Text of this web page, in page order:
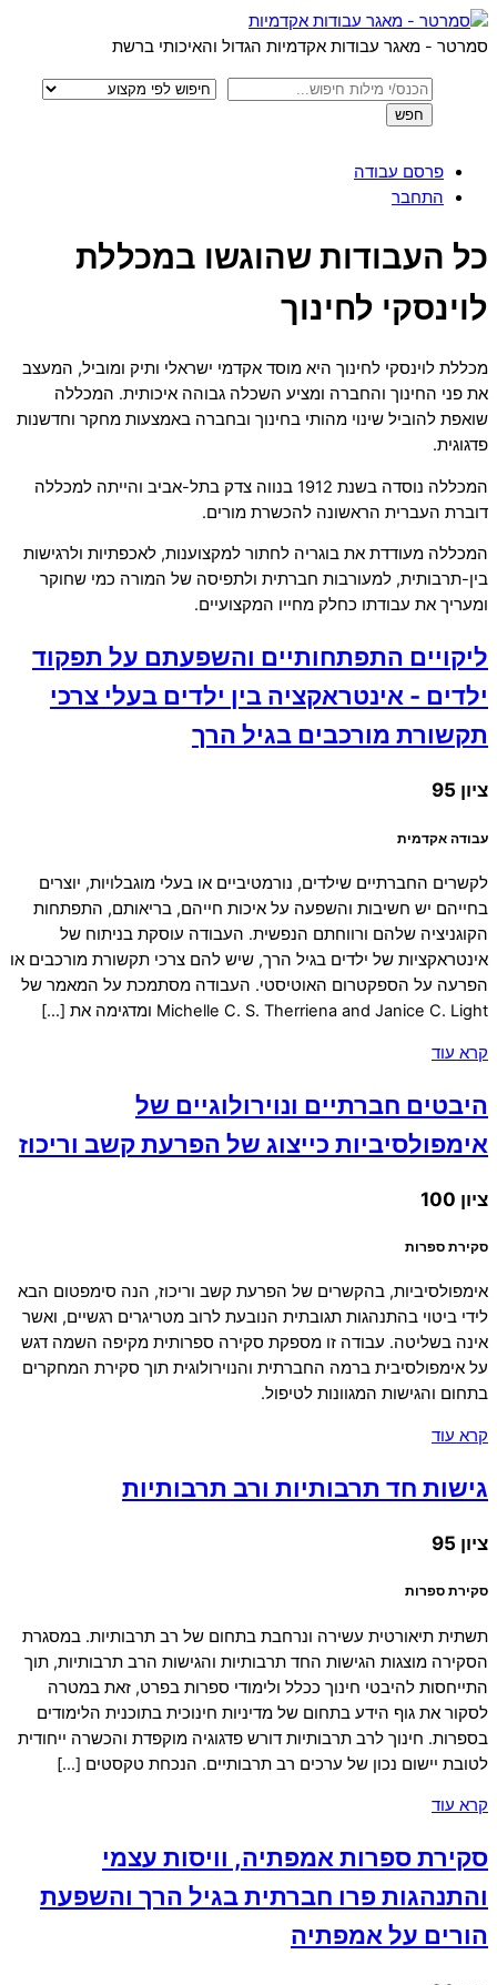
Skip
to
Menu
סמרטר - מאגר עבודות אקדמיות הגדול והאיכותי ברשת
פרסם עבודה
התחבר
Close
Menu
כל העבודות שהוגשו במכללת
לוינסקי לחינוך
מכללת לוינסקי לחינוך היא מוסד אקדמי ישראלי ותיק ומוביל, המעצב
את פני החינוך והחברה ומציע השכלה גבוהה איכותית. המכללה
שואפת להוביל שינוי מהותי בחינוך ובחברה באמצעות מחקר וחדשנות
פדגוגית.
המכללה נוסדה בשנת 1912 בנווה צדק בתל-אביב והייתה למכללה
דוברת העברית הראשונה להכשרת מורים.
המכללה מעודדת את בוגריה לחתור למקצוענות, לאכפתיות ולרגישות
בין-תרבותית, למעורבות חברתית ולתפיסה של המורה כמי שחוקר
ומעריך את עבודתו כחלק מחייו המקצועיים.
ליקויים התפתחותיים והשפעתם על תפקוד
ילדים - אינטראקציה בין ילדים בעלי צרכי
תקשורת מורכבים בגיל הרך
ציון 95
עבודה אקדמית
לקשרים החברתיים שילדים, נורמטיביים או בעלי מוגבלויות, יוצרים
בחייהם יש חשיבות והשפעה על איכות חייהם, בריאותם, התפתחות
הקוגניציה שלהם ורווחתם הנפשית. העבודה עוסקת בניתוח של
אינטראקציות של ילדים בגיל הרך, שיש להם צרכי תקשורת מורכבים או
הפרעה על הספקטרום האוטיסטי. העבודה מסתמכת על המאמר של
Michelle C. S. Therriena and Janice C. Light ומדגימה את […]
קרא עוד
היבטים חברתיים ונוירולוגיים של
אימפולסיביות כייצוג של הפרעת קשב וריכוז
ציון 100
סקירת ספרות
אימפולסיביות, בהקשרים של הפרעת קשב וריכוז, הנה סימפטום הבא
לידי ביטוי בהתנהגות תגובתית הנובעת לרוב מטריגרים רגשיים, ואשר
אינה בשליטה. עבודה זו מספקת סקירה ספרותית מקיפה השמה דגש
על אימפולסיבית ברמה החברתית והנוירולוגית תוך סקירת המחקרים
בתחום והגישות המגוונות לטיפול.
קרא עוד
גישות חד תרבותיות ורב תרבותיות
ציון 95
סקירת ספרות
תשתית תיאורטית עשירה ונרחבת בתחום של רב תרבותיות. במסגרת
הסקירה מוצגות הגישות החד תרבותיות והגישות הרב תרבותיות, תוך
התייחסות להיבטי חינוך ככלל ולימודי ספרות בפרט, זאת במטרה
לסקור את גוף הידע בתחום של מדיניות חינוכית בתוכנית הלימודים
בספרות. חינוך לרב תרבותיות דורש פדגוגיה מוקפדת והכשרה ייחודית
לטובת יישום נכון של ערכים רב תרבותיים. הנכחת טקסטים […]
קרא עוד
סקירת ספרות אמפתיה, וויסות עצמי
והתנהגות פרו חברתית בגיל הרך והשפעת
הורים על אמפתיה